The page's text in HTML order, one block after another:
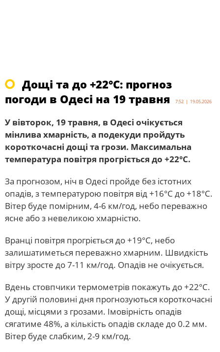
Дощі та до +22°С: прогноз
погоди в Одесі на 19 травня
7:52 | 19.05.2026
У вівторок, 19 травня, в Одесі очікується
мінлива хмарність, а подекуди пройдуть
короткочасні дощі та грози. Максимальна
температура повітря прогріється до +22°С.
За прогнозом, ніч в Одесі пройде без істотних
опадів, з температурою повітря від +16°С до +18°С.
Вітер буде помірним, 4-6 км/год, небо переважно
ясне або з невеликою хмарністю.
Вранці повітря прогріється до +19°С, небо
залишатиметься переважно хмарним. Швидкість
вітру зросте до 7-11 км/год. Опадів не очікується.
Вдень стовпчики термометрів покажуть до +22°С.
У другій половині дня прогнозуються короткочасні
дощі, місцями з грозами. Імовірність опадів
сягатиме 48%, а кількість опадів складе до 0.2 мм.
Вітер буде слабким, 2-9 км/год.